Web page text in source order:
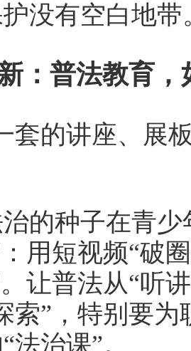
没有空白地带
：普法教育，
套的讲座、展
的种子在青
用短视频“破
让普法从“听
索”，特别要
法治课”。